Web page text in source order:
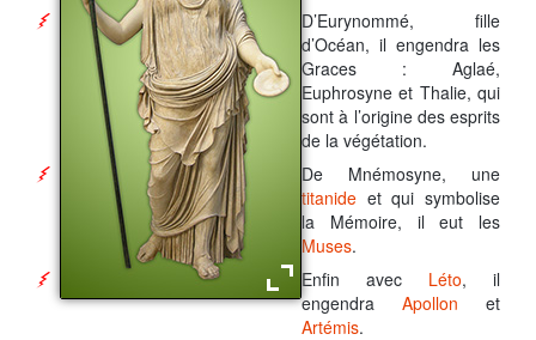
D’Eurynommé, fille
d’Océan, il engendra les
Graces : Aglaé,
Euphrosyne et Thalie, qui
sont à l’origine des esprits
de la végétation.
De Mnémosyne, une
titanide et qui symbolise
la Mémoire, il eut les
Muses.
Enfin avec Léto, il
engendra Apollon et
Artémis.